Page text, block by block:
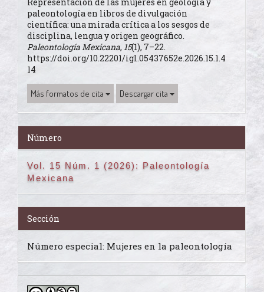
paleontología en libros de divulgación
científica: una mirada crítica a los sesgos de
disciplina, lengua y origen geográfico.
Paleontología Mexicana, 15(1), 7–22.
https://doi.org/10.22201/igl.05437652e.2026.15.1.4
14
Más formatos de cita Descargar cita
Número
Vol. 15 Núm. 1 (2026): Paleontología
Mexicana
Sección
Número especial: Mujeres en la paleontología